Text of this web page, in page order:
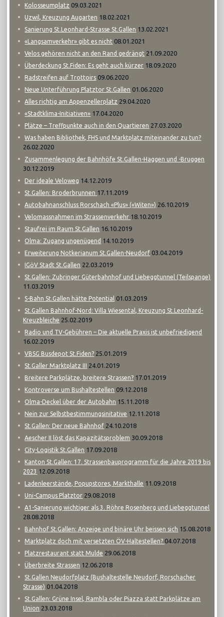
Kolosseumplatz 09.03.2021
Uzwil, Kreuzung Augarten 18.02.2021
Sanierung St.Leonhard-Strasse St.Gallen 13.02.2021
«Langsamverkehr» gibt es nicht 08.01.2021
Velos gehören nicht an den Rand gedrängt 21.09.2020
Überdeckung St.Fiden: Es geht auch kürzer 18.09.2020
Radstreifen auf Trottoirs 09.06.2020
Neue Unterführung Platztor St.Gallen 01.06.2020
Alles richtig am Appenzellerplatz 29.04.2020
«Stadtklima-Initiativen» 17.04.2020
Plätze – Treffpunkte auch in den Quartieren 27.03.2020
Was haben Bibliothek, FHS und Marktplatz miteinander zu tun?
26.02.2020
Zusammenlegung der Bahnhöfe St.Gallen-Haggen und -Bruggen
30.12.2019
Der ideale Veloweg 14.12.2019
St.Gallen: Broderbrunnen 17.11.2019
Autobahnanschluss Rorschach «Plus» («Witen») 26.10.2019
Velomassnahmen im Strassenverkehr 18.10.2019
Staufrei im Raum St.Gallen 16.10.2019
Olma: Zugang ungenügend 14.10.2019
Erweiterung Notkerianum St.Gallen-Neudorf 03.04.2019
IGöV Stadt St.Gallen 22.03.2019
St.Gallen: Zubringer Güterbahnhof und Liebeggtunnel (Teilspange)
11.03.2019
S-Bahn St.Gallen hätte Potential 01.03.2019
St.Gallen Bahnhof-Nord: Villa Wiesental, Kreuzung St.Leonhard-
Kreuzbleiche 25.02.2019
Radio und TV-Gebühren – Die aktuelle Praxis ist unbefriedigend
16.02.2019
VBSG Busdepot St.Fiden? 25.01.2019
St.Galler Marktplatz III 24.01.2019
Breitere Parkplätze, breitere Strassen? 17.01.2019
Kontroverse um Bushaltestellen 09.12.2018
Olma-Deckel über der Autobahn 15.11.2018
Nein zur Selbstbestimmungsinitative 12.11.2018
St.Gallen: Der neue Bahnhof 24.10.2018
Aescher II löst das Kapazitätsproblem 30.09.2018
City-Logistik St.Gallen 17.09.2018
Kanton St.Gallen: 17. Strassenbauprogramm für die Jahre 2019 bis
2023 12.09.2018
Ladenleerstände, Popupstores, Markthalle 11.09.2018
Uni-Campus Platztor 29.08.2018
A1-Sanierung wichtiger als 3. Röhre Rosenberg und Liebeggtunnel
28.08.2018
Bahnhof St.Gallen: Anzeige und binäre Uhr beissen sich 15.08.2018
Marktplatz doch mit versetzten ÖV-Haltestellen?04.07.2018
Platzrestaurant statt Mulde 29.06.2018
Überbreite Strassen 12.06.2018
St.Gallen Neudorfplatz (Bushaltestelle Neudorf, Rorschacher
Strasse) 01.04.2018
St.Gallen: Grüne Insel, Rambla oder Piazza statt Parkplätze am
Union 23.03.2018